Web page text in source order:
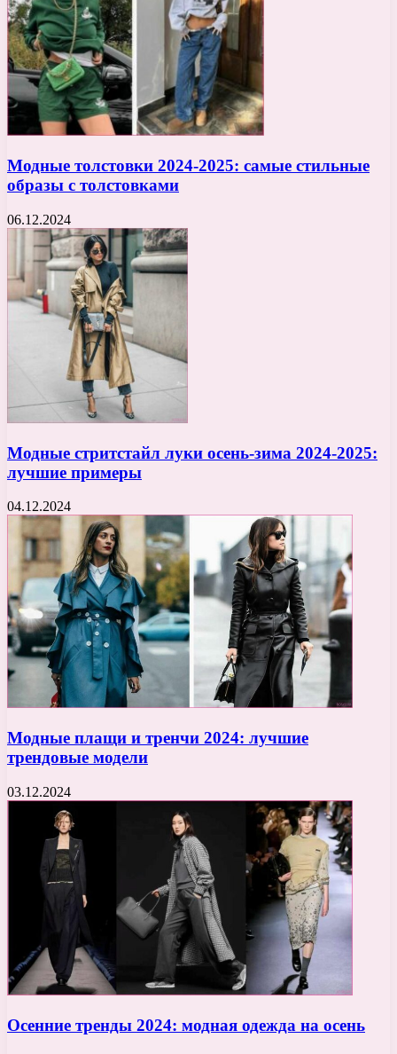
Модные толстовки 2024-2025: самые стильные
образы с толстовками
06.12.2024
Модные стритстайл луки осень-зима 2024-2025:
лучшие примеры
04.12.2024
Модные плащи и тренчи 2024: лучшие
трендовые модели
03.12.2024
Осенние тренды 2024: модная одежда на осень